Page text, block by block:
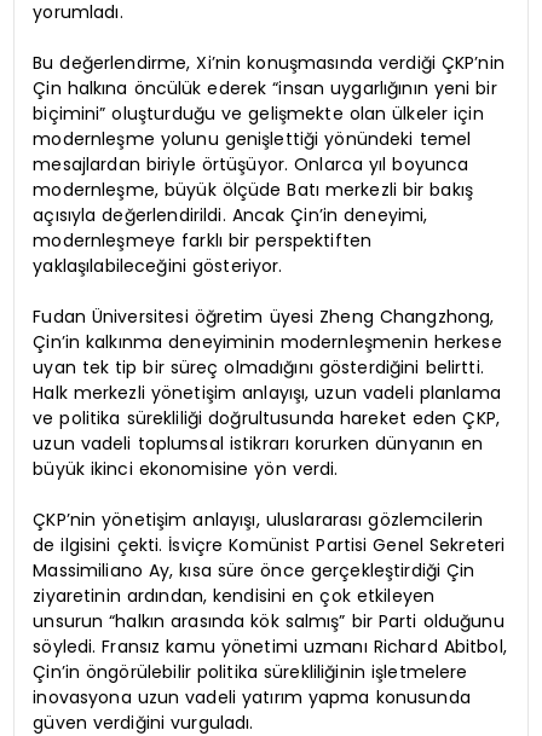
yorumladı.
Bu değerlendirme, Xi’nin konuşmasında verdiği ÇKP’nin
Çin halkına öncülük ederek “insan uygarlığının yeni bir
biçimini” oluşturduğu ve gelişmekte olan ülkeler için
modernleşme yolunu genişlettiği yönündeki temel
mesajlardan biriyle örtüşüyor. Onlarca yıl boyunca
modernleşme, büyük ölçüde Batı merkezli bir bakış
açısıyla değerlendirildi. Ancak Çin’in deneyimi,
modernleşmeye farklı bir perspektiften
yaklaşılabileceğini gösteriyor.
Fudan Üniversitesi öğretim üyesi Zheng Changzhong,
Çin’in kalkınma deneyiminin modernleşmenin herkese
uyan tek tip bir süreç olmadığını gösterdiğini belirtti.
Halk merkezli yönetişim anlayışı, uzun vadeli planlama
ve politika sürekliliği doğrultusunda hareket eden ÇKP,
uzun vadeli toplumsal istikrarı korurken dünyanın en
büyük ikinci ekonomisine yön verdi.
ÇKP’nin yönetişim anlayışı, uluslararası gözlemcilerin
de ilgisini çekti. İsviçre Komünist Partisi Genel Sekreteri
Massimiliano Ay, kısa süre önce gerçekleştirdiği Çin
ziyaretinin ardından, kendisini en çok etkileyen
unsurun “halkın arasında kök salmış” bir Parti olduğunu
söyledi. Fransız kamu yönetimi uzmanı Richard Abitbol,
Çin’in öngörülebilir politika sürekliliğinin işletmelere
inovasyona uzun vadeli yatırım yapma konusunda
güven verdiğini vurguladı.